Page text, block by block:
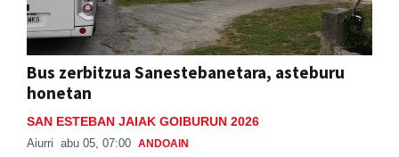
Bus zerbitzua Sanestebanetara, asteburu
honetan
SAN ESTEBAN JAIAK GOIBURUN 2026
Aiurri abu 05, 07:00 ANDOAIN